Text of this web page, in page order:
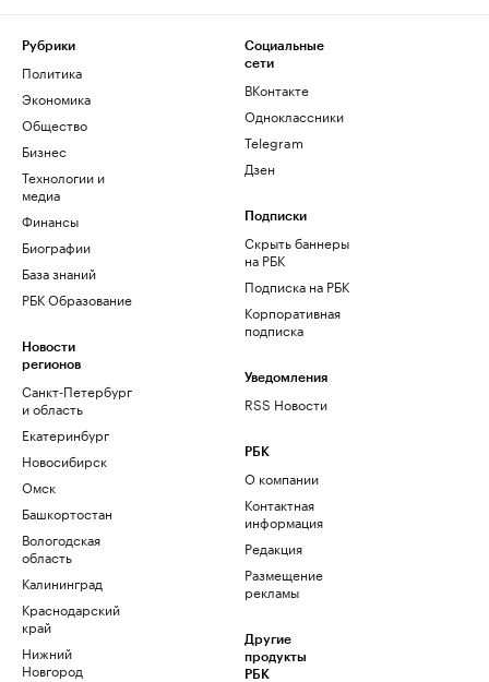
Рубрики
Политика
Экономика
Общество
Бизнес
Технологии и
медиа
Финансы
Биографии
База знаний
РБК Образование
Новости
регионов
Санкт-Петербург
и область
Екатеринбург
Новосибирск
Омск
Башкортостан
Вологодская
область
Калининград
Краснодарский
край
Нижний
Новгород
Социальные
сети
ВКонтакте
Одноклассники
Telegram
Дзен
Подписки
Скрыть баннеры
на РБК
Подписка на РБК
Корпоративная
подписка
Уведомления
RSS Новости
РБК
О компании
Контактная
информация
Редакция
Размещение
рекламы
Другие
продукты
РБК